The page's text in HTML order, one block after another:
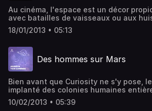
Au cinéma, l'espace est un décor
avec batailles de vaisseaux ou aux
terrifiants. Mais quelques rares films y
réflexions métaphysiques,
montage et voix : Jérémy Quérenet.
18/01/2013 • 05:13
Des hommes sur Mars
Bien avant que Curiosity ne s'y pose,
implanté des colonies humaines
pour vivre confortablement sur la
convient de régler plusieurs problèmes
10/02/2013 • 05:39